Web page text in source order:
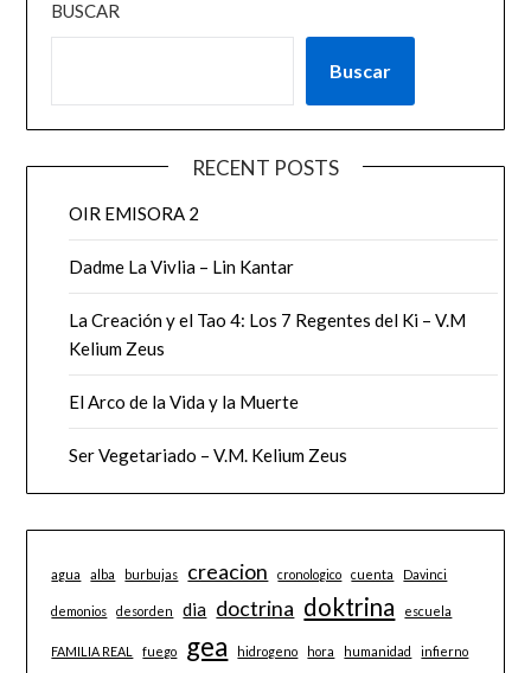
BUSCAR
Buscar
RECENT POSTS
OIR EMISORA 2
Dadme La Vivlia – Lin Kantar
La Creación y el Tao 4: Los 7 Regentes del Ki – V.M
Kelium Zeus
El Arco de la Vida y la Muerte
Ser Vegetariado – V.M. Kelium Zeus
agua alba burbujas creacion cronologico cuenta Davinci
demonios desorden dia doctrina doktrina escuela
FAMILIA REAL fuego gea hidrogeno hora humanidad infierno